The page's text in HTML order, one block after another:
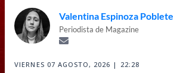
Valentina Espinoza Poblete
Periodista de Magazine
VIERNES 07 AGOSTO, 2026 | 22:28